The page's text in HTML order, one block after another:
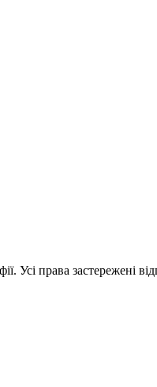
Усі права застережені